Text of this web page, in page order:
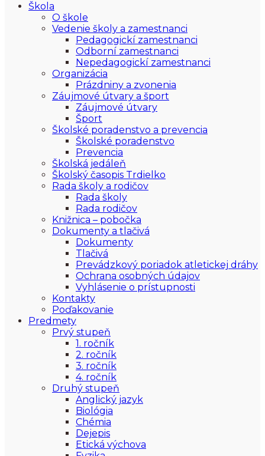
Škola
O škole
Vedenie školy a zamestnanci
Pedagogickí zamestnanci
Odborní zamestnanci
Nepedagogickí zamestnanci
Organizácia
Prázdniny a zvonenia
Záujmové útvary a šport
Záujmové útvary
Šport
Školské poradenstvo a prevencia
Školské poradenstvo
Prevencia
Školská jedáleň
Školský časopis Trdielko
Rada školy a rodičov
Rada školy
Rada rodičov
Knižnica – pobočka
Dokumenty a tlačivá
Dokumenty
Tlačivá
Prevádzkový poriadok atletickej dráhy
Ochrana osobných údajov
Vyhlásenie o prístupnosti
Kontakty
Poďakovanie
Predmety
Prvý stupeň
1. ročník
2. ročník
3. ročník
4. ročník
Druhý stupeň
Anglický jazyk
Biológia
Chémia
Dejepis
Etická výchova